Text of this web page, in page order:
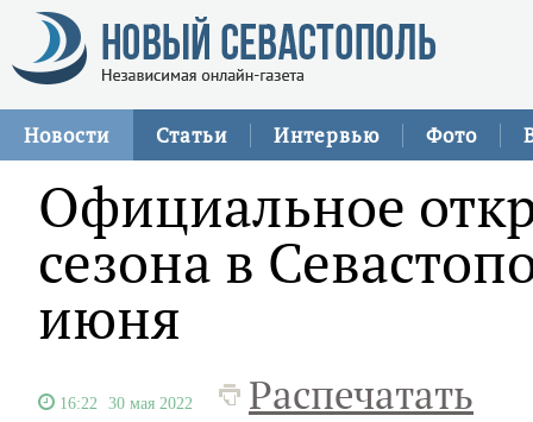
Новости Статьи Интервью Фото
Официальное
сезона в
июня
16:22 30 мая 2022 Распечатать